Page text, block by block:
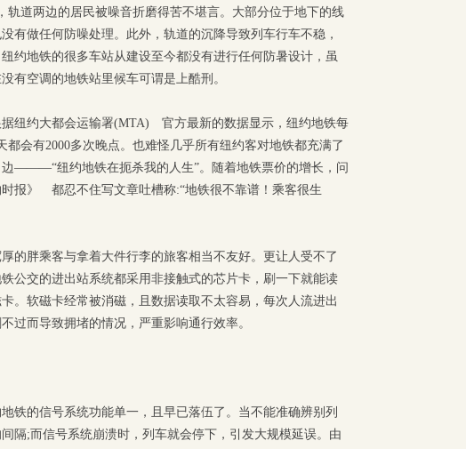
轨道两边的居民被噪音折磨得苦不堪言。大部分位于地下的线
有做任何防噪处理。此外，轨道的沉降导致列车行车不稳，
约地铁的很多车站从建设至今都没有进行任何防暑设计，虽
有空调的地铁站里候车可谓是上酷刑。
纽约大都会运输署(MTA) 官方最新的数据显示，纽约地铁每
会有2000多次晚点。也难怪几乎所有纽约客对地铁都充满了
———“纽约地铁在扼杀我的人生”。随着地铁票价的增长，问
报》 都忍不住写文章吐槽称:“地铁很不靠谱！乘客很生
的胖乘客与拿着大件行李的旅客相当不友好。更让人受不了
公交的进出站系统都采用非接触式的芯片卡，刷一下就能读
。软磁卡经常被消磁，且数据读取不太容易，每次人流进出
过而导致拥堵的情况，严重影响通行效率。
铁的信号系统功能单一，且早已落伍了。当不能准确辨别列
隔;而信号系统崩溃时，列车就会停下，引发大规模延误。由